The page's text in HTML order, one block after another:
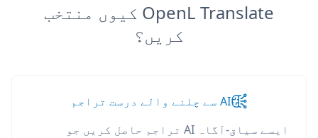
OpenL Translate کیوں منتخب
کریں؟
AI سے چلنے والے درست تراجم
ایسے سیاق-آگاہ AI تراجم حاصل کریں جو